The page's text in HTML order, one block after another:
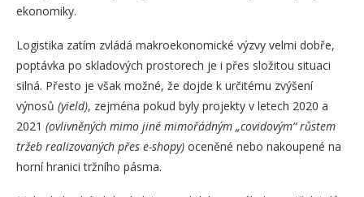
ekonomiky.
Logistika zatím zvládá makroekonomické výzvy velmi dobře,
poptávka po skladových prostorech je i přes složitou situaci
silná. Přesto je však možné, že dojde k určitému zvýšení
výnosů (yield), zejména pokud byly projekty v letech 2020 a
2021 (ovlivněných mimo jiné mimořádným „covidovým“ růstem
tržeb realizovaných přes e-shopy) oceněné nebo nakoupené na
horní hranici tržního pásma.